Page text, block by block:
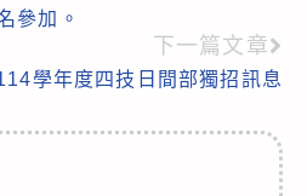
參加。
下一篇文章
學年度四技日間部獨招訊息